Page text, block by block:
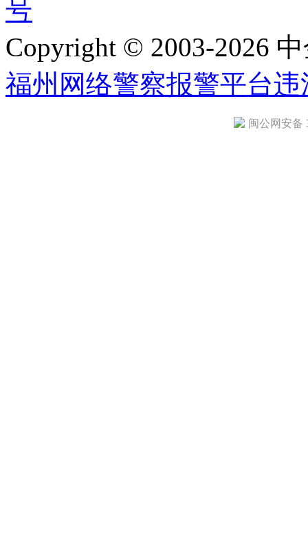
号
Copyright © 2003-2026
福州网络警察报警平台违
闽公网安备